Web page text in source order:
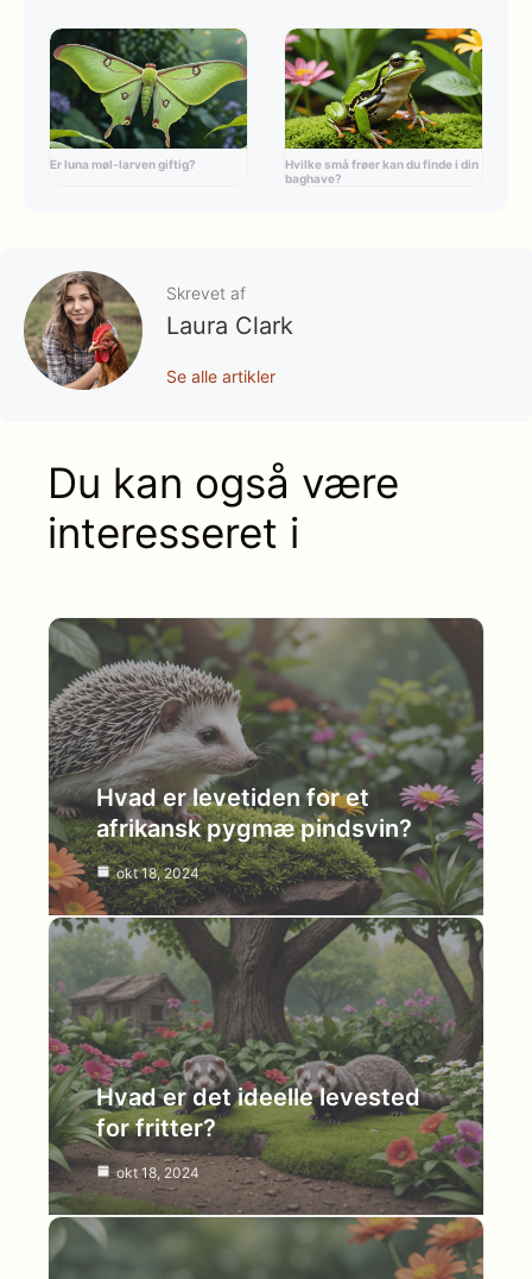
Er luna møl-larven giftig?
Hvilke små frøer kan du finde i din
baghave?
Skrevet af
Laura Clark
Se alle artikler
Du kan også være
interesseret i
Hvad er levetiden for et
afrikansk pygmæ pindsvin?
okt 18, 2024
Hvad er det ideelle levested
for fritter?
okt 18, 2024